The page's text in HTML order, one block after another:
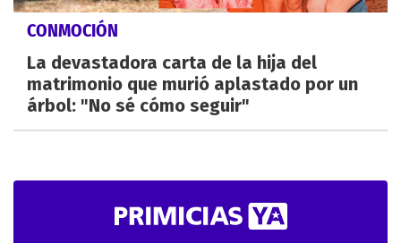
CONMOCIÓN
La devastadora carta de la hija del
matrimonio que murió aplastado por un
árbol: "No sé cómo seguir"